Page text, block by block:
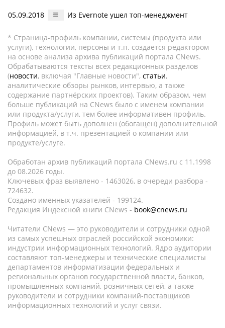
05.09.2018 Из Evernote ушел топ-менеджмент
* Страница-профиль компании, системы (продукта или
услуги), технологии, персоны и т.п. создается редактором
на основе анализа архива публикаций портала CNews.
Обрабатываются тексты всех редакционных разделов
(новости, включая "Главные новости", статьи,
аналитические обзоры рынков, интервью, а также
содержание партнёрских проектов). Таким образом, чем
больше публикаций на CNews было с именем компании
или продукта/услуги, тем более информативен профиль.
Профиль может быть дополнен (обогащен) дополнительной
информацией, в т.ч. презентацией о компании или
продукте/услуге.
Обработан архив публикаций портала CNews.ru c 11.1998
до 08.2026 годы.
Ключевых фраз выявлено - 1463026, в очереди разбора -
724632.
Создано именных указателей - 199124.
Редакция Индексной книги CNews - book@cnews.ru
Читатели CNews — это руководители и сотрудники одной
из самых успешных отраслей российской экономики:
индустрии информационных технологий. Ядро аудитории
составляют топ-менеджеры и технические специалисты
департаментов информатизации федеральных и
региональных органов государственной власти, банков,
промышленных компаний, розничных сетей, а также
руководители и сотрудники компаний-поставщиков
информационных технологий и услуг связи.